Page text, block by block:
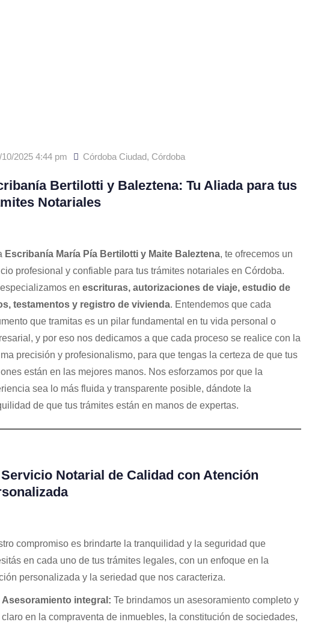
2025 4:44 pm Córdoba Ciudad, Córdoba
Bertilotti y Baleztena: Tu Aliada para tus
Notariales
Escribanía María Pía Bertilotti y Maite Baleztena, te ofrecemos un
profesional y confiable para tus trámites notariales en Córdoba.
en escrituras, autorizaciones de viaje, estudio de
testamentos y registro de vivienda. Entendemos que cada
que tramitas es un pilar fundamental en tu vida personal o
y por eso nos dedicamos a que cada proceso se realice con la
precisión y profesionalismo, para que tengas la certeza de que tus
están en las mejores manos. Nos esforzamos por que la
sea lo más fluida y transparente posible, dándote la
de que tus trámites están en manos de expertas.
Notarial de Calidad con Atención
compromiso es brindarte la tranquilidad y la seguridad que
en cada uno de tus trámites legales, con un enfoque en la
personalizada y la seriedad que nos caracteriza.
Asesoramiento integral: Te brindamos un asesoramiento completo y
claro en la compraventa de inmuebles, la constitución de sociedades,